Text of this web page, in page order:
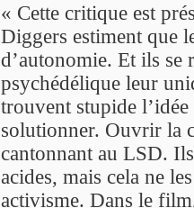
« Cette critique est
Diggers estiment que
d’autonomie. Et ils se
psychédélique leur
trouvent stupide
solutionner. Ouvrir la
cantonnant au LSD.
acides, mais cela ne
activisme. Dans le